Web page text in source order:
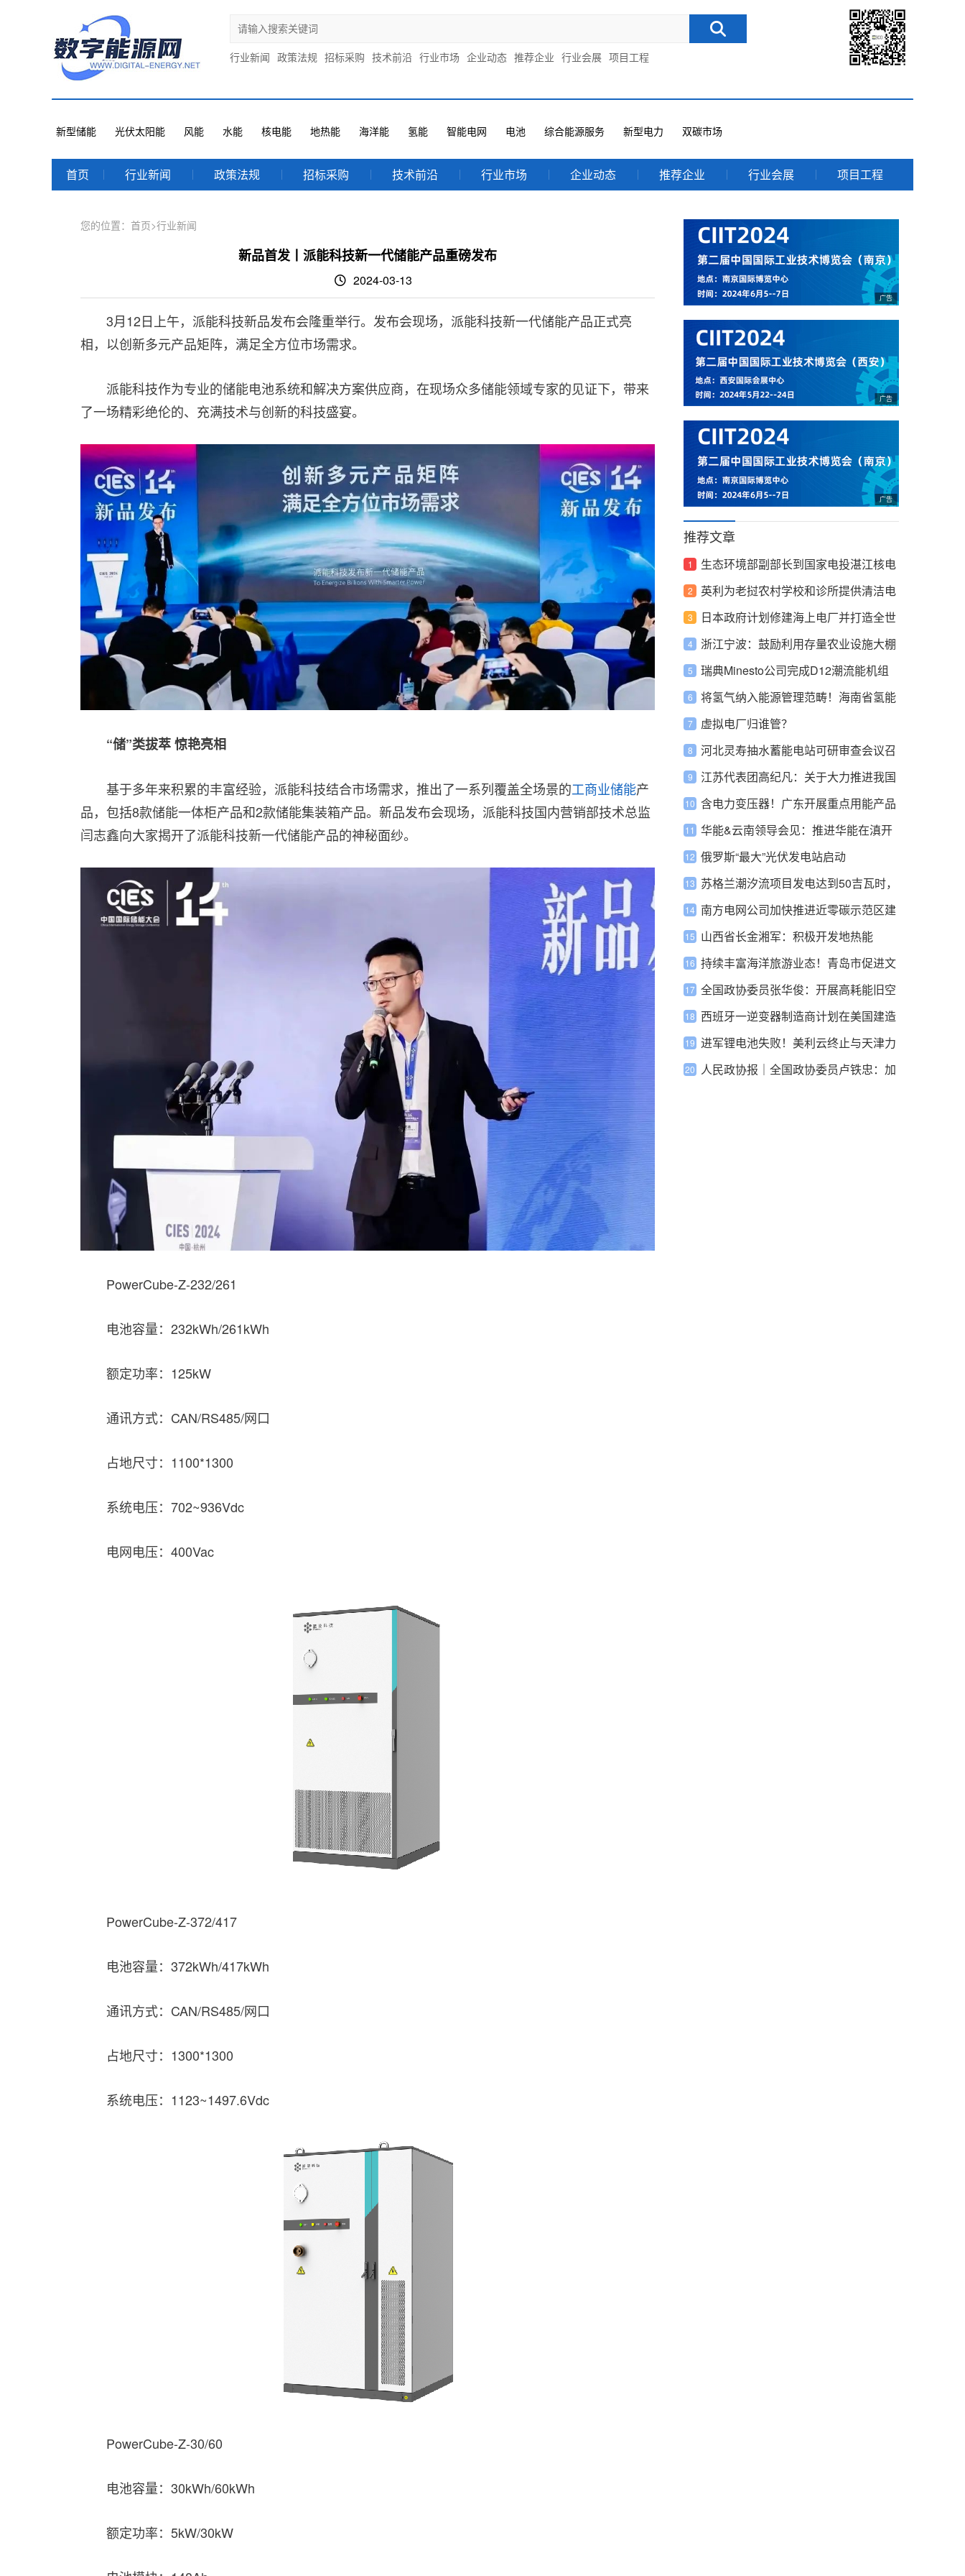
行业新闻 政策法规 招标采购 技术前沿 行业市场 企业动态 推荐企业 行业会展 项目工程
新型储能 光伏太阳能 风能 水能 核电能 地热能 海洋能 氢能 智能电网 电池 综合能源服务 新型电力 双碳市场
首页 行业新闻 政策法规 招标采购 技术前沿 行业市场 企业动态 推荐企业 行业会展 项目工程
您的位置： 首页>行业新闻
新品首发丨派能科技新一代储能产品重磅发布
2024-03-13
3月12日上午，派能科技新品发布会隆重举行。发布会现场，派能科技新一代储能产品正式亮
相，以创新多元产品矩阵，满足全方位市场需求。
派能科技作为专业的储能电池系统和解决方案供应商，在现场众多储能领域专家的见证下，带来
了一场精彩绝伦的、充满技术与创新的科技盛宴。
“储”类拔萃 惊艳亮相
基于多年来积累的丰富经验，派能科技结合市场需求，推出了一系列覆盖全场景的工商业储能产
品，包括8款储能一体柜产品和2款储能集装箱产品。新品发布会现场，派能科技国内营销部技术总监
闫志鑫向大家揭开了派能科技新一代储能产品的神秘面纱。
PowerCube-Z-232/261
电池容量：232kWh/261kWh
额定功率：125kW
通讯方式：CAN/RS485/网口
占地尺寸：1100*1300
系统电压：702~936Vdc
电网电压：400Vac
PowerCube-Z-372/417
电池容量：372kWh/417kWh
通讯方式：CAN/RS485/网口
占地尺寸：1300*1300
系统电压：1123~1497.6Vdc
PowerCube-Z-30/60
电池容量：30kWh/60kWh
额定功率：5kW/30kW
推荐文章
生态环境部副部长到国家电投湛江核电
调研
英利为老挝农村学校和诊所提供清洁电
力
日本政府计划修建海上电厂并打造全世
界最大漂浮式海上风力涡轮机
浙江宁波：鼓励利用存量农业设施大棚
等 实施“共富光伏农业提升工程”
瑞典Minesto公司完成D12潮流能机组
机翼建造
将氢气纳入能源管理范畴！海南省氢能
产业发展中长期规划发布
虚拟电厂归谁管？
河北灵寿抽水蓄能电站可研审查会议召
开
江苏代表团高纪凡：关于大力推进我国
光伏储能产业融合发展的建议
含电力变压器！广东开展重点用能产品
设备摸底和更新改造工作
华能&云南领导会见：推进华能在滇开
发建设
俄罗斯“最大”光伏发电站启动
苏格兰潮汐流项目发电达到50吉瓦时，
创世界之最
南方电网公司加快推进近零碳示范区建
设
山西省长金湘军：积极开发地热能
持续丰富海洋旅游业态！青岛市促进文
旅深度融合推动旅游业高质量发展若干
措施
全国政协委员张华俊：开展高耗能旧空
调更新改造
西班牙一逆变器制造商计划在美国建造
20GW逆变器工厂
进军锂电池失败！美利云终止与天津力
神置换重组计划
人民政协报｜全国政协委员卢铁忠：加